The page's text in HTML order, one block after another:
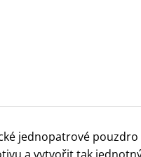
jednopatrové